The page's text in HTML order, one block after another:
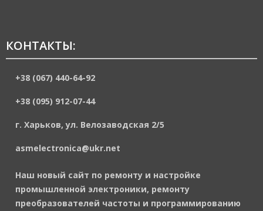
КОНТАКТЫ:
+38 (067) 440-64-92
+38 (095) 912-07-44
г. Харьков, ул. Велозаводская 2/5
asmelectronica@ukr.net
Наш новый сайт по ремонту и настройке
промышленной электроники, ремонту
преобразователей частоты и программированию